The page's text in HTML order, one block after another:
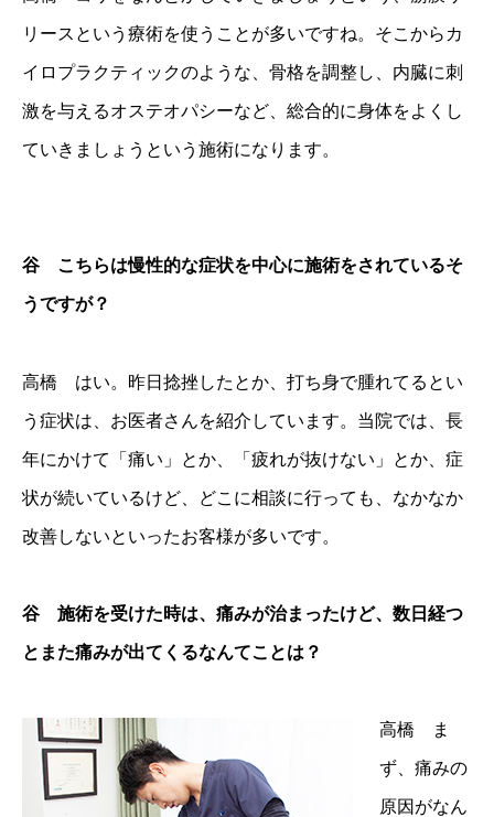
リースという療術を使うことが多いですね。そこからカ
イロプラクティックのような、骨格を調整し、内臓に刺
激を与えるオステオパシーなど、総合的に身体をよくし
ていきましょうという施術になります。
谷 こちらは慢性的な症状を中心に施術をされているそ
うですが？
高橋 はい。昨日捻挫したとか、打ち身で腫れてるとい
う症状は、お医者さんを紹介しています。当院では、長
年にかけて「痛い」とか、「疲れが抜けない」とか、症
状が続いているけど、どこに相談に行っても、なかなか
改善しないといったお客様が多いです。
谷 施術を受けた時は、痛みが治まったけど、数日経つ
とまた痛みが出てくるなんてことは？
高橋 ま
ず、痛みの
原因がなん